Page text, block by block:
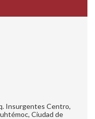
Insurgentes Centro,
Ciudad de